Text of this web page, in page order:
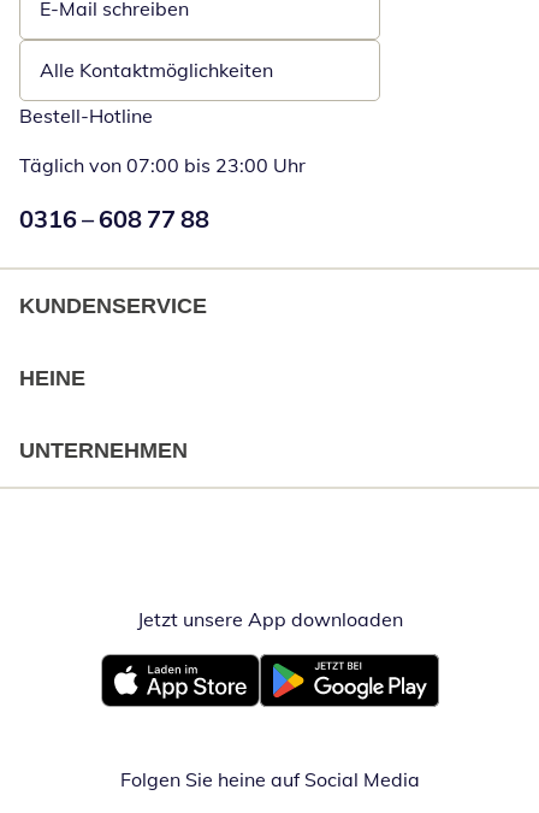
E-Mail schreiben
Öffnet E-Mail-Client
Alle Kontaktmöglichkeiten
Bestell-Hotline
Täglich von 07:00 bis 23:00 Uhr
Numéro de téléphone:
0316 – 608 77 88
KUNDENSERVICE
HEINE
UNTERNEHMEN
Jetzt unsere App downloadenÖffnet in
Öffnet in neuem FensterÖffnet in neuem Fenster
Folgen Sie heine auf Social Media